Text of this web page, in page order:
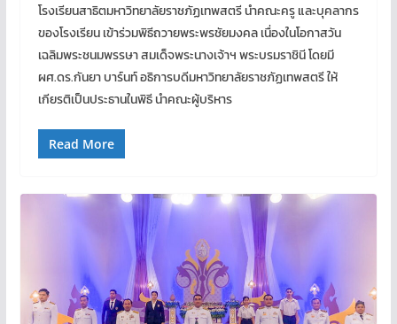
โรงเรียนสาธิตมหาวิทยาลัยราชภัฏเทพสตรี นำคณะครู และบุคลากร
ของโรงเรียน เข้าร่วมพิธีถวายพระพรชัยมงคล เนื่องในโอกาสวัน
เฉลิมพระชนมพรรษา สมเด็จพระนางเจ้าฯ พระบรมราชินี โดยมี
ผศ.ดร.กันยา บาร์นท์ อธิการบดีมหาวิทยาลัยราชภัฏเทพสตรี ให้
เกียรติเป็นประธานในพิธี นำคณะผู้บริหาร
Read More